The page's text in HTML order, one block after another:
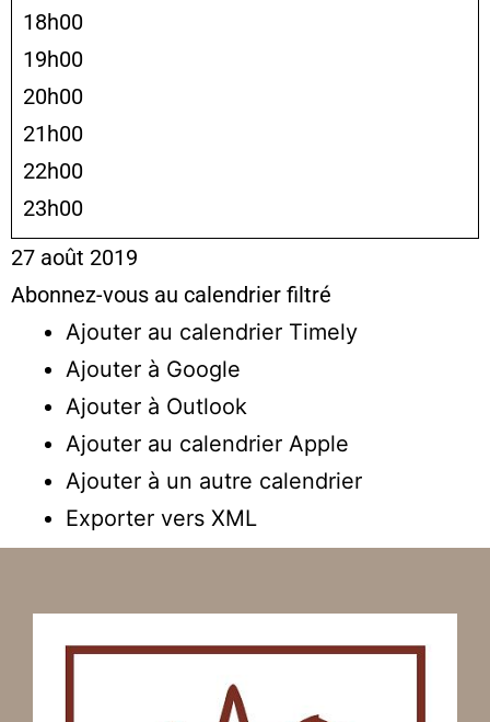
18h00
19h00
20h00
21h00
22h00
23h00
27 août 2019
Abonnez-vous au calendrier filtré
Ajouter au calendrier Timely
Ajouter à Google
Ajouter à Outlook
Ajouter au calendrier Apple
Ajouter à un autre calendrier
Exporter vers XML